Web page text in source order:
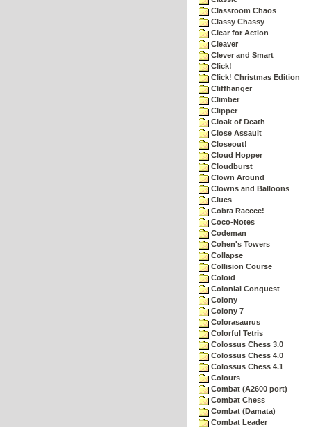
Classroom Chaos
Classy Chassy
Clear for Action
Cleaver
Clever and Smart
Click!
Click! Christmas Edition
Cliffhanger
Climber
Clipper
Cloak of Death
Close Assault
Closeout!
Cloud Hopper
Cloudburst
Clown Around
Clowns and Balloons
Clues
Cobra Raccce!
Coco-Notes
Codeman
Cohen's Towers
Collapse
Collision Course
Coloid
Colonial Conquest
Colony
Colony 7
Colorasaurus
Colorful Tetris
Colossus Chess 3.0
Colossus Chess 4.0
Colossus Chess 4.1
Colours
Combat (A2600 port)
Combat Chess
Combat (Damata)
Combat Leader